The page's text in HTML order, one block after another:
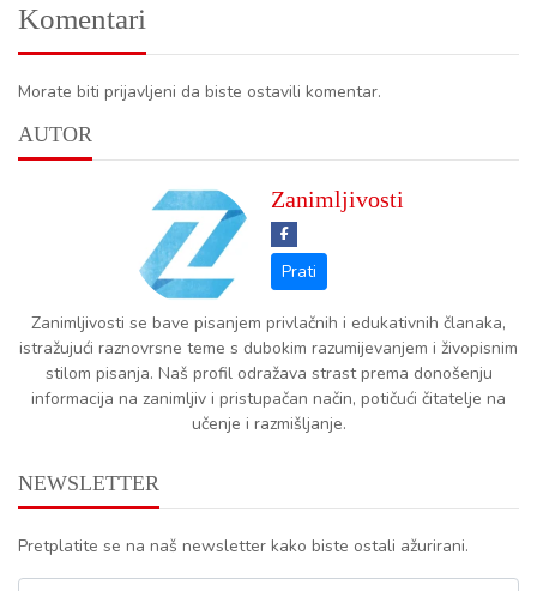
Komentari
Morate biti prijavljeni da biste ostavili komentar.
AUTOR
Zanimljivosti
Zanimljivosti se bave pisanjem privlačnih i edukativnih članaka,
istražujući raznovrsne teme s dubokim razumijevanjem i živopisnim
stilom pisanja. Naš profil odražava strast prema donošenju
informacija na zanimljiv i pristupačan način, potičući čitatelje na
učenje i razmišljanje.
NEWSLETTER
Pretplatite se na naš newsletter kako biste ostali ažurirani.